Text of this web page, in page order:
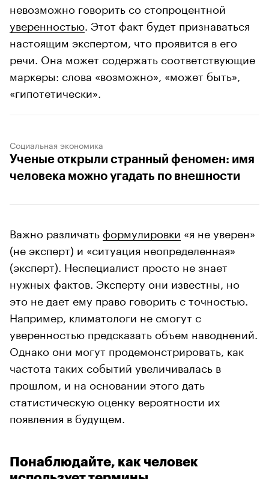
невозможно говорить со стопроцентной
уверенностью . Этот факт будет признаваться
настоящим экспертом, что проявится в его
речи. Она может содержать соответствующие
маркеры: слова «возможно», «может быть»,
«гипотетически».
Социальная экономика
Ученые открыли странный феномен: имя
человека можно угадать по внешности
Важно различатьформулировки «я не уверен»
(не эксперт) и «ситуация неопределенная»
(эксперт). Неспециалист просто не знает
нужных фактов. Эксперту они известны, но
это не дает ему право говорить с точностью.
Например, климатологи не смогут с
уверенностью предсказать объем наводнений.
Однако они могут продемонстрировать, как
частота таких событий увеличивалась в
прошлом, и на основании этого дать
статистическую оценку вероятности их
появления в будущем.
Понаблюдайте, как человек